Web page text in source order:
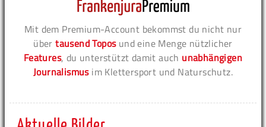
Mit dem Premium-Account bekommst du nicht nur
übertausend Toposund eine Menge nützlicher
Features, du unterstützt damit auch unabhängigen
Journalismusim Klettersport und Naturschutz.